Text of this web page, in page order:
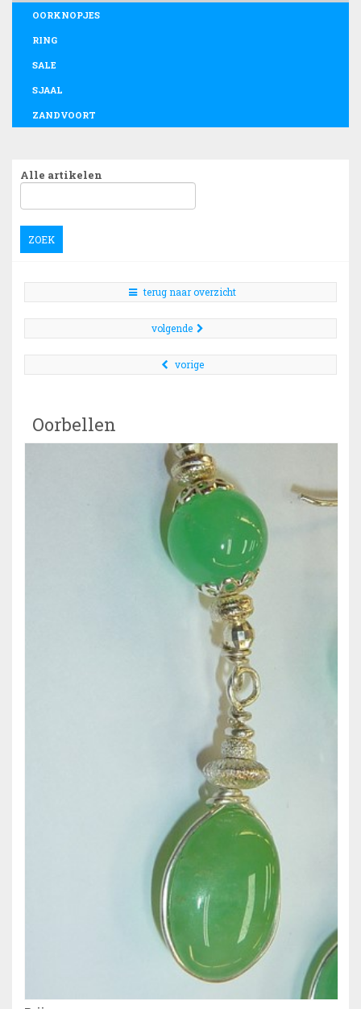
OORKNOPJES
RING
SALE
SJAAL
ZANDVOORT
Alle artikelen
ZOEK
terug naar overzicht
volgende
vorige
Oorbellen